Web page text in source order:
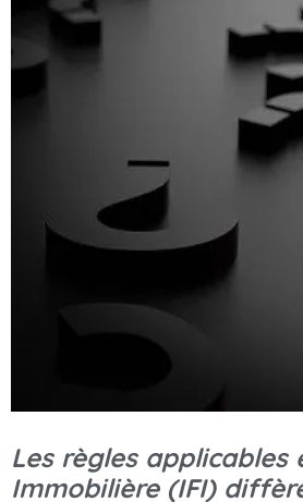
Les règles
Immobilière (IFI)